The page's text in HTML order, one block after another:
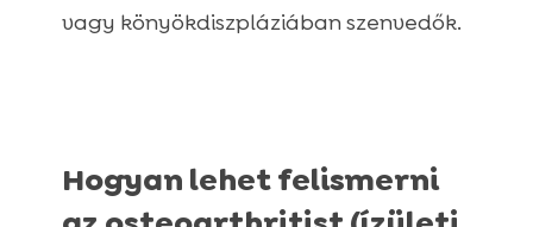
vagy könyökdiszpláziában szenvedők.
Hogyan lehet felismerni